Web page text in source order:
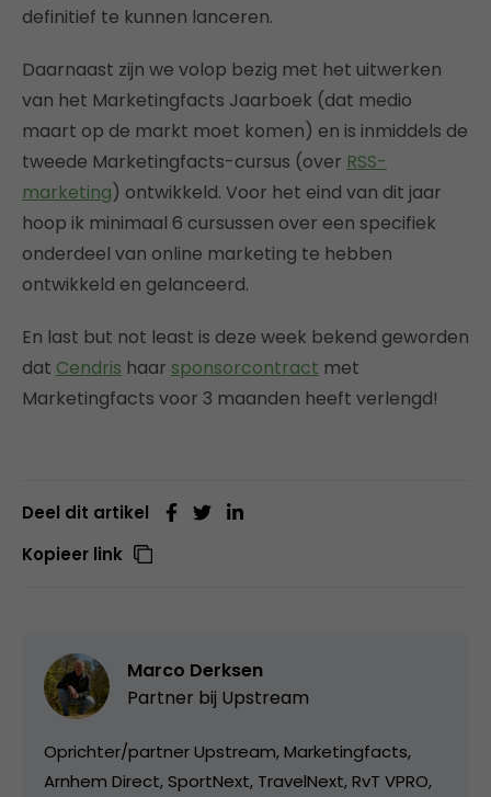
definitief te kunnen lanceren.
Daarnaast zijn we volop bezig met het uitwerken
van het Marketingfacts Jaarboek (dat medio
maart op de markt moet komen) en is inmiddels de
tweede Marketingfacts-cursus (over RSS-
marketing) ontwikkeld. Voor het eind van dit jaar
hoop ik minimaal 6 cursussen over een specifiek
onderdeel van online marketing te hebben
ontwikkeld en gelanceerd.
En last but not least is deze week bekend geworden
dat Cendris haar sponsorcontract met
Marketingfacts voor 3 maanden heeft verlengd!
Deel dit artikel
Kopieer link
Marco Derksen
Partner bij Upstream
Oprichter/partner Upstream, Marketingfacts,
Arnhem Direct, SportNext, TravelNext, RvT VPRO,